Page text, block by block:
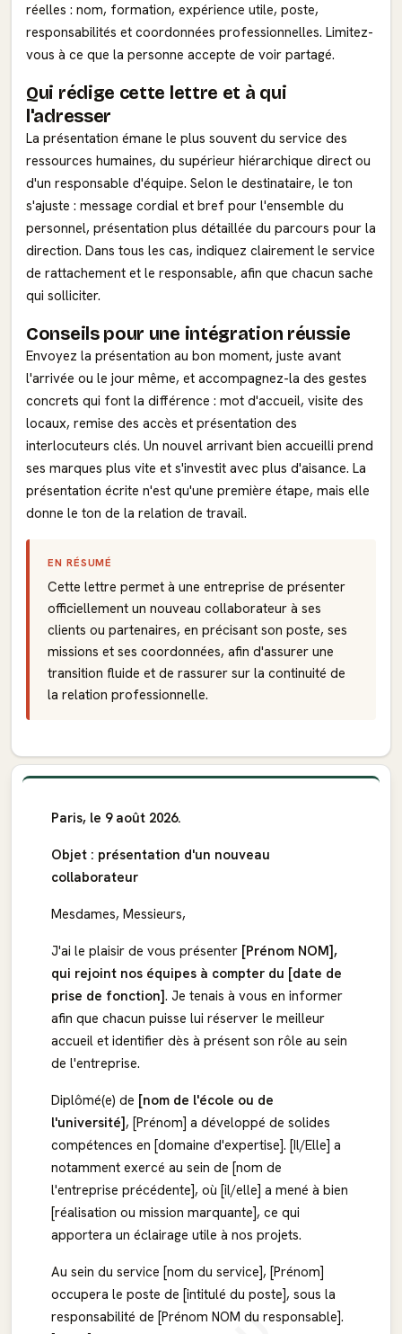
réelles : nom, formation, expérience utile, poste,
responsabilités et coordonnées professionnelles. Limitez-
vous à ce que la personne accepte de voir partagé.
Qui rédige cette lettre et à qui
l'adresser
La présentation émane le plus souvent du service des
ressources humaines, du supérieur hiérarchique direct ou
d'un responsable d'équipe. Selon le destinataire, le ton
s'ajuste : message cordial et bref pour l'ensemble du
personnel, présentation plus détaillée du parcours pour la
direction. Dans tous les cas, indiquez clairement le service
de rattachement et le responsable, afin que chacun sache
qui solliciter.
Conseils pour une intégration réussie
Envoyez la présentation au bon moment, juste avant
l'arrivée ou le jour même, et accompagnez-la des gestes
concrets qui font la différence : mot d'accueil, visite des
locaux, remise des accès et présentation des
interlocuteurs clés. Un nouvel arrivant bien accueilli prend
ses marques plus vite et s'investit avec plus d'aisance. La
présentation écrite n'est qu'une première étape, mais elle
donne le ton de la relation de travail.
EN RÉSUMÉ
Cette lettre permet à une entreprise de présenter
officiellement un nouveau collaborateur à ses
clients ou partenaires, en précisant son poste, ses
missions et ses coordonnées, afin d'assurer une
transition fluide et de rassurer sur la continuité de
la relation professionnelle.
Paris, le 9 août 2026.
Objet : présentation d'un nouveau
collaborateur
Mesdames, Messieurs,
J'ai le plaisir de vous présenter [Prénom NOM],
qui rejoint nos équipes à compter du [date de
prise de fonction]. Je tenais à vous en informer
afin que chacun puisse lui réserver le meilleur
accueil et identifier dès à présent son rôle au sein
de l'entreprise.
Diplômé(e) de [nom de l'école ou de
l'université], [Prénom] a développé de solides
compétences en [domaine d'expertise]. [Il/Elle] a
notamment exercé au sein de [nom de
l'entreprise précédente], où [il/elle] a mené à bien
[réalisation ou mission marquante], ce qui
apportera un éclairage utile à nos projets.
Au sein du service [nom du service], [Prénom]
occupera le poste de [intitulé du poste], sous la
responsabilité de [Prénom NOM du responsable].